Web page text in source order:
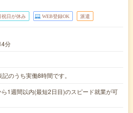
祝日が休み WEB登録OK 派遣
4分
のうち実働8時間です。
1週間以内(最短2日目)のスピード就業が可